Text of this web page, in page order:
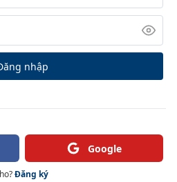
nhập
Google
Đăng ký